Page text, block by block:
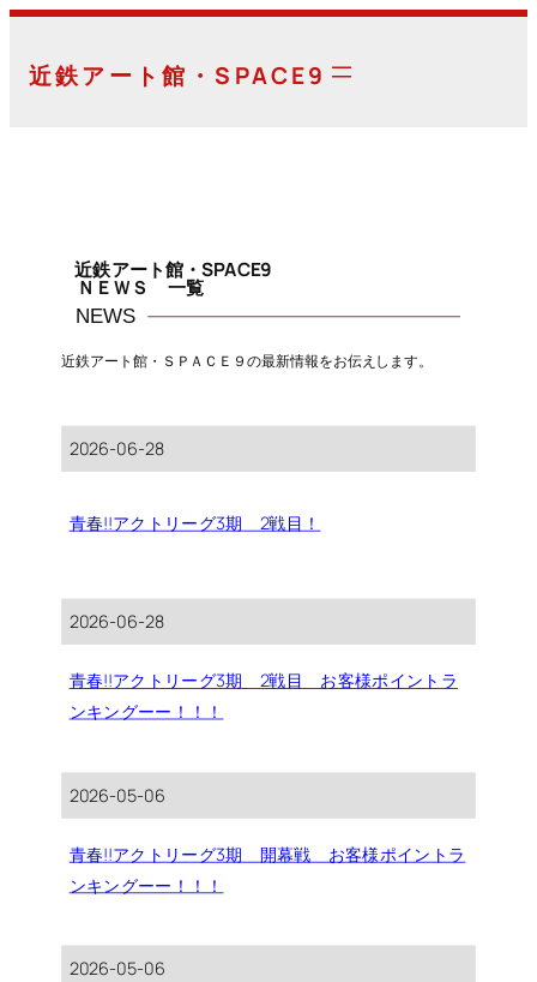
内
を近鉄アート館・SPACE9
近鉄アート館・SPACE9
ＮＥＷＳ 一覧
NEWS
近鉄アート館・ＳＰＡＣＥ９の最新情報をお伝えします。
2026-06-28
青春!!アクトリーグ3期 2戦目！
2026-06-28
青春!!アクトリーグ3期 2戦目 お客様ポイントラ
ンキングーー！！！
2026-05-06
青春!!アクトリーグ3期 開幕戦 お客様ポイントラ
ンキングーー！！！
2026-05-06